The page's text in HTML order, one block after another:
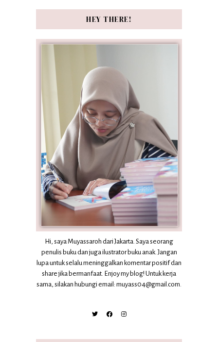
HEY THERE!
Hi, saya Muyassaroh dari Jakarta. Saya seorang
penulis buku dan juga ilustrator buku anak. Jangan
lupa untuk selalu meninggalkan komentar positif dan
share jika bermanfaat. Enjoy my blog! Untuk kerja
sama, silakan hubungi email: muyass04@gmail.com.